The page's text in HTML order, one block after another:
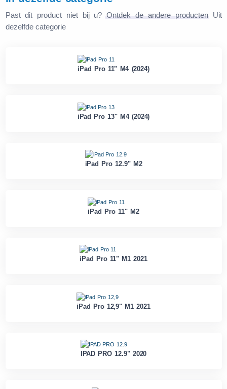
Past dit product niet bij u?Ontdek de andere productenUit
dezelfde categorie
iPad Pro 11" M4 (2024)
iPad Pro 13" M4 (2024)
iPad Pro 12.9" M2
iPad Pro 11" M2
iPad Pro 11" M1 2021
iPad Pro 12,9" M1 2021
IPAD PRO 12.9" 2020